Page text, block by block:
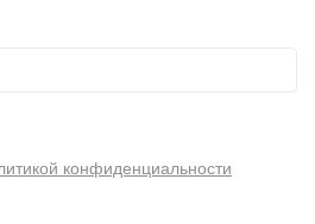
конфиденциальности